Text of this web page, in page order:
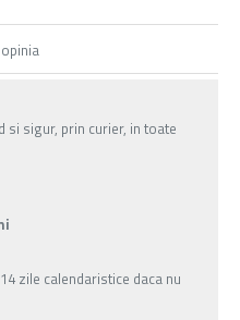
si sigur, prin curier, in toate
zile calendaristice daca nu